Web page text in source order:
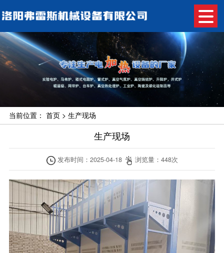
当前位置： 首页> 生产现场
生产现场
发布时间：2025-04-18 浏览量：448次